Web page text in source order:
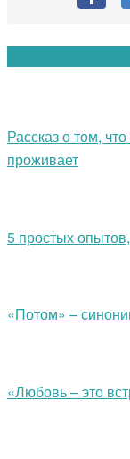
Рассказ о том,
проживает
5 простых
«Потом» –
«Любовь – это